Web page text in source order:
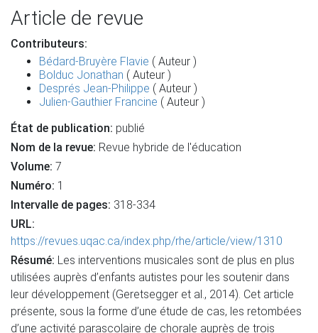
Article de revue
Contributeurs:
Bédard-Bruyère Flavie ( Auteur )
Bolduc Jonathan ( Auteur )
Després Jean-Philippe ( Auteur )
Julien-Gauthier Francine ( Auteur )
État de publication: publié
Nom de la revue: Revue hybride de l'éducation
Volume: 7
Numéro: 1
Intervalle de pages: 318-334
URL:
https://revues.uqac.ca/index.php/rhe/article/view/1310
Résumé: Les interventions musicales sont de plus en plus
utilisées auprès d’enfants autistes pour les soutenir dans
leur développement (Geretsegger et al., 2014). Cet article
présente, sous la forme d’une étude de cas, les retombées
d’une activité parascolaire de chorale auprès de trois